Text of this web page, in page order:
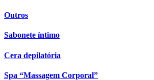
Outros
Sabonete íntimo
Cera depilatória
Spa “Massagem Corporal”